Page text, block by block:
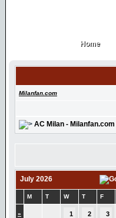
Home
Home
Milanfan.com
AC Milan - Milanfan.com
July 2026
M T W T F
» 1 2 3